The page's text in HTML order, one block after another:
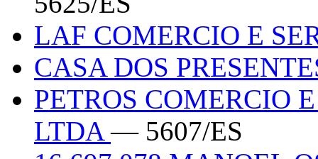
LAF COMERCIO E
CASA DOS
PETROS COMERCIO
LTDA— 5607/ES